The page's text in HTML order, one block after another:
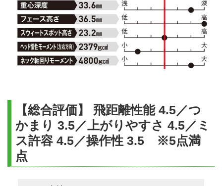
【総合評価】 飛距離性能 4.5／つ
かまり 3.5／上がりやすさ 4.5／ミ
ス許容 4.5／操作性 3.5 ※5点満
点